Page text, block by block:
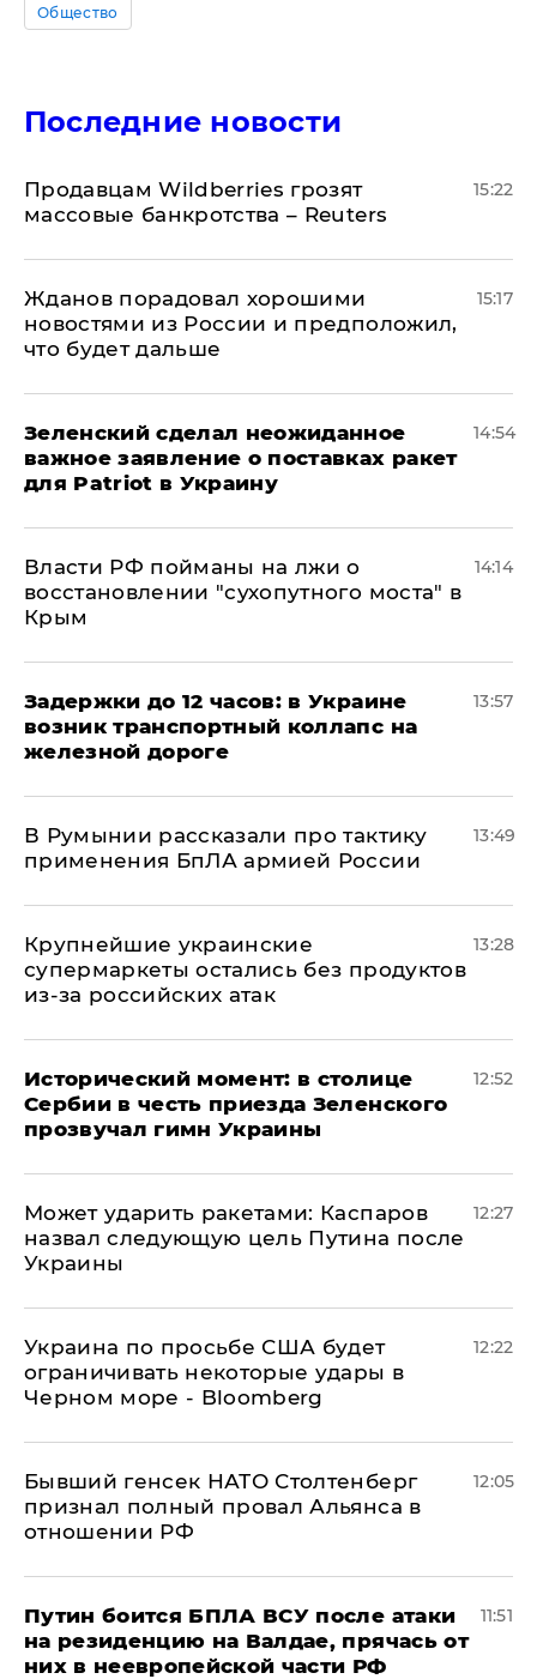
Общество
Последние новости
Продавцам Wildberries грозят
массовые банкротства – Reuters
15:22
Жданов порадовал хорошими
новостями из России и предположил,
что будет дальше
15:17
Зеленский сделал неожиданное
важное заявление о поставках ракет
для Patriot в Украину
14:54
Власти РФ пойманы на лжи о
восстановлении "сухопутного моста" в
Крым
14:14
Задержки до 12 часов: в Украине
возник транспортный коллапс на
железной дороге
13:57
В Румынии рассказали про тактику
применения БпЛА армией России
13:49
Крупнейшие украинские
супермаркеты остались без продуктов
из-за российских атак
13:28
Исторический момент: в столице
Сербии в честь приезда Зеленского
прозвучал гимн Украины
12:52
Может ударить ракетами: Каспаров
назвал следующую цель Путина после
Украины
12:27
Украина по просьбе США будет
ограничивать некоторые удары в
Черном море - Bloomberg
12:22
Бывший генсек НАТО Столтенберг
признал полный провал Альянса в
отношении РФ
12:05
Путин боится БПЛА ВСУ после атаки
на резиденцию на Валдае, прячась от
них в неевропейской части РФ
11:51